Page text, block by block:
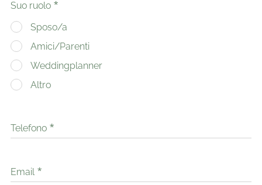
Suo ruolo
Sposo/a
Amici/Parenti
Weddingplanner
Altro
Telefono
Email